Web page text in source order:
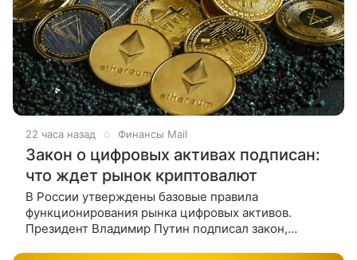
22 часа назад Финансы Mail
Закон о цифровых активах подписан:
что ждет рынок криптовалют
В России утверждены базовые правила
функционирования рынка цифровых активов.
Президент Владимир Путин подписал закон,